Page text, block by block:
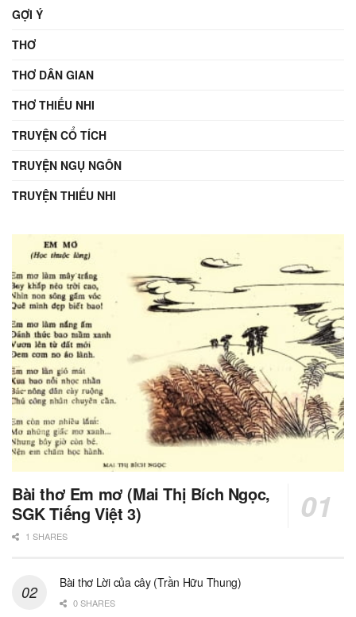
GỢI Ý
THƠ
THƠ DÂN GIAN
THƠ THIẾU NHI
TRUYỆN CỔ TÍCH
TRUYỆN NGỤ NGÔN
TRUYỆN THIẾU NHI
Bài thơ Em mơ (Mai Thị Bích Ngọc,
SGK Tiếng Việt 3)
1 SHARES
Bài thơ Lời của cây (Trần Hữu Thung)
0 SHARES